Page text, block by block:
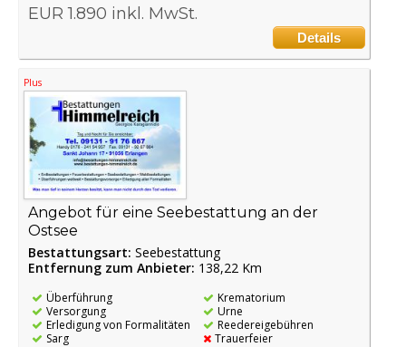
EUR 1.890 inkl. MwSt.
Details
Plus
Angebot für eine Seebestattung an der
Ostsee
Bestattungsart: Seebestattung
Entfernung zum Anbieter: 138,22 Km
Überführung
Versorgung
Erledigung von Formalitäten
Sarg
Krematorium
Urne
Reedereigebühren
Trauerfeier